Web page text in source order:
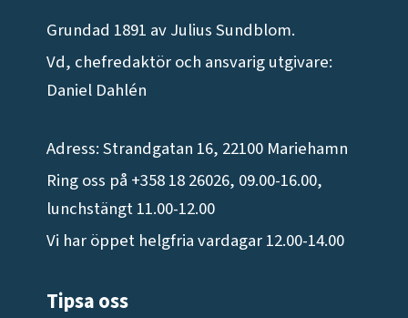
Grundad 1891 av Julius Sundblom.
Vd, chefredaktör och ansvarig utgivare:
Daniel Dahlén
Adress: Strandgatan 16, 22100 Mariehamn
Ring oss på +358 18 26026, 09.00-16.00,
lunchstängt 11.00-12.00
Vi har öppet helgfria vardagar 12.00-14.00
Tipsa oss